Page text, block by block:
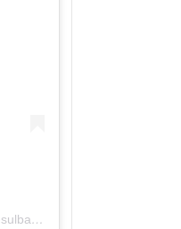
A post shared by Unsulbar News (@unsulbarnews)